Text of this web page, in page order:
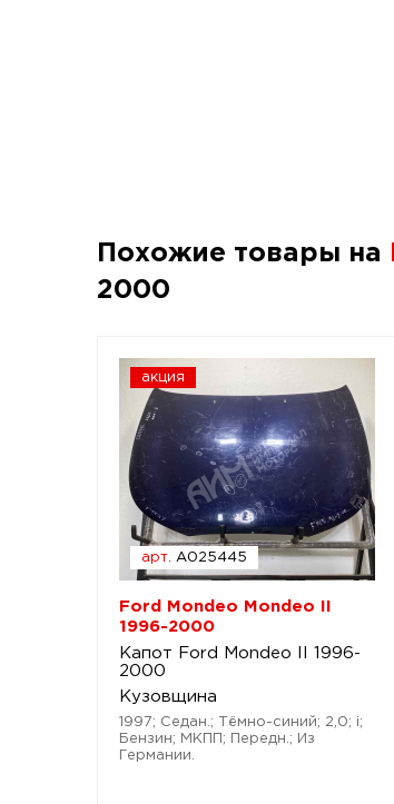
Похожие товары на
2000
акция
арт. A025445
Ford Mondeo Mondeo II
1996-2000
Капот Ford Mondeo II 1996-
2000
Кузовщина
1997; Седан.; Тёмно-синий; 2,0; i;
Бензин; МКПП; Передн.; Из
Германии.